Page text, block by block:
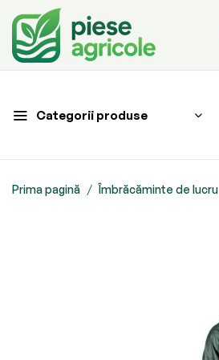
Categorii produse
Prima pagină Îmbrăcăminte de lucru